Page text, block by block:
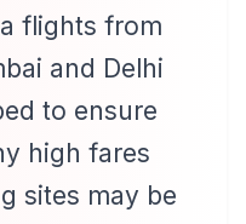
flights from
and Delhi
to ensure
high fares
sites may be